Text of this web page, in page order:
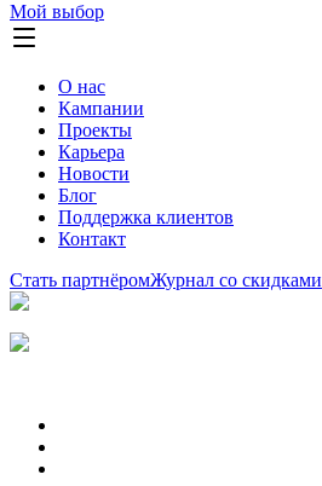
Мой выбор
О нас
Кампании
Проекты
Карьера
Новости
Блог
Поддержка клиентов
Контакт
Стать партнёромЖурнал со скидками